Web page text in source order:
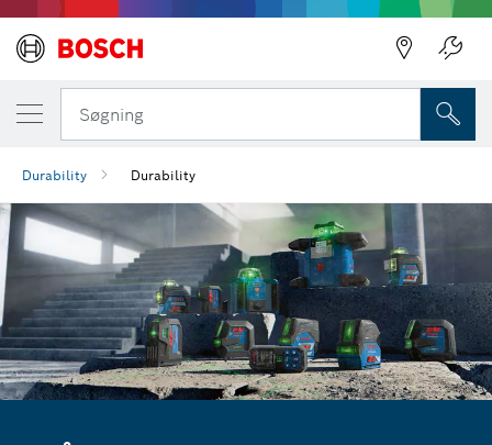
Søgning
Durability Durability